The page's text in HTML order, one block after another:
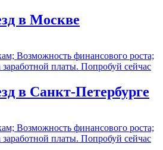
в Москве
Возможность финансового роста;
платы. Попробуй сейчас
в Санкт-Петербурге
Возможность финансового роста;
платы. Попробуй сейчас